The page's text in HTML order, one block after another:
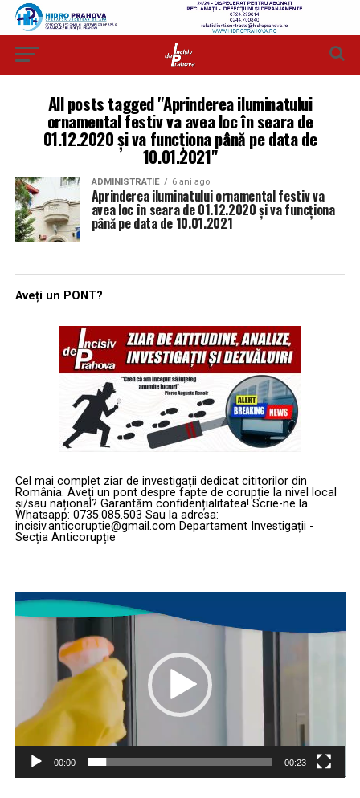
All posts tagged "Aprinderea iluminatului
ornamental festiv va avea loc în seara de
01.12.2020 și va funcționa până pe data de
10.01.2021"
ADMINISTRATIE 6 ani ago
Aprinderea iluminatului ornamental festiv va
avea loc în seara de 01.12.2020 și va funcționa
până pe data de 10.01.2021
Aveți un PONT?
Cel mai complet ziar de investigații dedicat cititorilor din
România. Aveți un pont despre fapte de corupție la nivel local
și/sau național? Garantăm confidențialitatea! Scrie-ne la
Whatsapp: 0735.085.503 Sau la adresa:
incisiv.anticoruptie@gmail.com Departament Investigații -
Secția Anticorupție
Player
video
00:00 00:23